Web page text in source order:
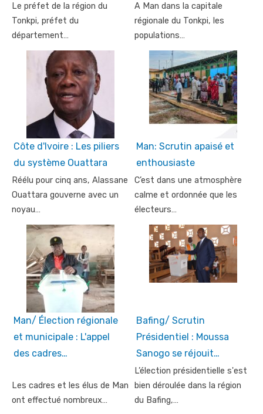
Le préfet de la région du
Tonkpi, préfet du
département…
A Man dans la capitale
régionale du Tonkpi, les
populations…
Côte d'Ivoire : Les piliers
du système Ouattara
Réélu pour cinq ans, Alassane
Ouattara gouverne avec un
noyau…
Man: Scrutin apaisé et
enthousiaste
C’est dans une atmosphère
calme et ordonnée que les
électeurs…
Man/ Élection régionale
et municipale : L'appel
des cadres…
Les cadres et les élus de Man
ont effectué nombreux…
Bafing/ Scrutin
Présidentiel : Moussa
Sanogo se réjouit…
L’élection présidentielle s'est
bien déroulée dans la région
du Bafing,…